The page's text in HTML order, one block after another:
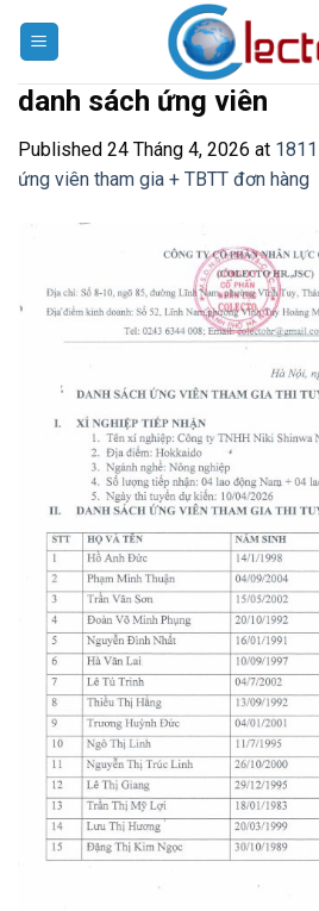
danh sách ứng viên
Published 24 Tháng 4, 2026 at
ứng viên tham gia + TBTT đơn hàng